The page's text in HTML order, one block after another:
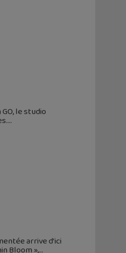
le studio
arrive d’ici
Bloom »,